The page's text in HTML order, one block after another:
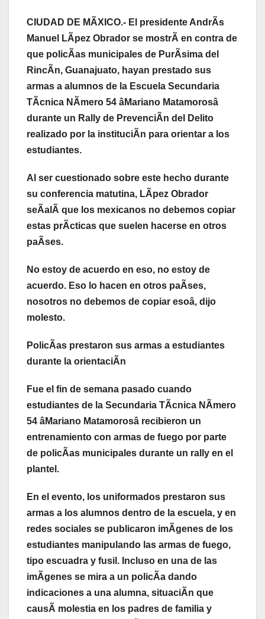
CIUDAD DE MÃXICO.- El presidente AndrÃs
Manuel LÃpez Obrador se mostrÃ en contra de
que policÃas municipales de PurÃsima del
RincÃn, Guanajuato, hayan prestado sus
armas a alumnos de la Escuela Secundaria
TÃcnica NÃmero 54 âMariano Matamorosâ
durante un Rally de PrevenciÃn del Delito
realizado por la instituciÃn para orientar a los
estudiantes.
Al ser cuestionado sobre este hecho durante
su conferencia matutina, LÃpez Obrador
seÃalÃ que los mexicanos no debemos copiar
estas prÃcticas que suelen hacerse en otros
paÃses.
No estoy de acuerdo en eso, no estoy de
acuerdo. Eso lo hacen en otros paÃses,
nosotros no debemos de copiar esoâ, dijo
molesto.
PolicÃas prestaron sus armas a estudiantes
durante la orientaciÃn
Fue el fin de semana pasado cuando
estudiantes de la Secundaria TÃcnica NÃmero
54 âMariano Matamorosâ recibieron un
entrenamiento con armas de fuego por parte
de policÃas municipales durante un rally en el
plantel.
En el evento, los uniformados prestaron sus
armas a los alumnos dentro de la escuela, y en
redes sociales se publicaron imÃgenes de los
estudiantes manipulando las armas de fuego,
tipo escuadra y fusil. Incluso en una de las
imÃgenes se mira a un policÃa dando
indicaciones a una alumna, situaciÃn que
causÃ molestia en los padres de familia y